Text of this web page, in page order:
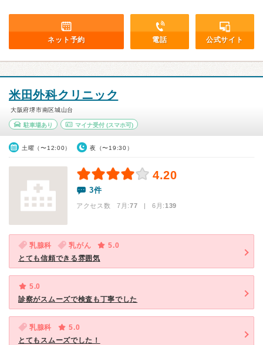
ネット予約 電話 公式サイト
米田外科クリニック
大阪府堺市南区城山台
駐車場あり マイナ受付(スマホ可)
土曜（〜12:00） 夜（〜19:30）
4.20
3件
アクセス数 7月:77 | 6月:139
乳腺科 乳がん
5.0
とても信頼できる雰囲気
5.0
診察がスムーズで検査も丁寧でした
乳腺科
5.0
とてもスムーズでした！